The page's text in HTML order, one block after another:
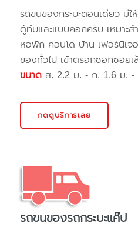
รถขนของกระบะตอนเดียว มีใ
ตู้ทึบและแบบคอกครับ เหมาะ
หอพัก คอนโด บ้าน เฟอร์นิเจ
ของทั่วไป เข้าตรอกซอกซอย
ขนาด ส. 2.2 ม. - ก. 1.6 ม. -
กดดูบริการเลย
รถขนของรถกระบะแค๊ป